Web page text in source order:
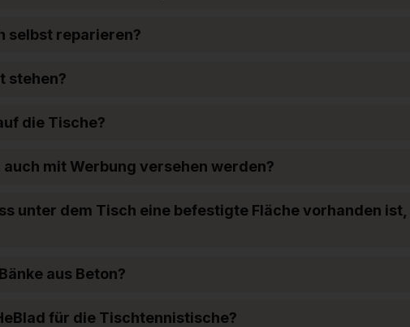
selbst reparieren?
stehen?
die Tische?
mit Werbung versehen werden?
unter dem Tisch eine befestigte Fläche vorhanden ist,
aus Beton?
für die Tischtennistische?